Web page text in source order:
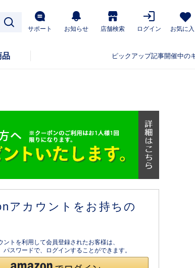
サポート お知らせ 店舗検索 ログイン お気に入
品 ピックアップ記事開催中の
アカウントをお持ちの
ントを利用して会員登録されたお客様は、
パスワードで、ログインすることができます。